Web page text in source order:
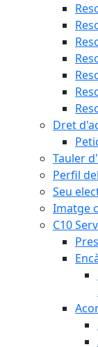
Dret
Tauler
Perfil
Seu
Imatge
C10